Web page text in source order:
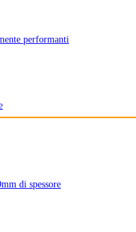
performanti
di spessore